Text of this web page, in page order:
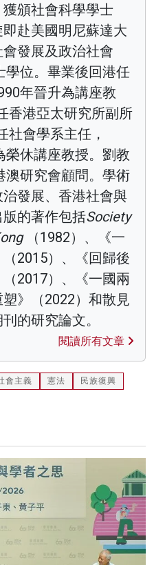
頒社會科學學士
即赴美國明尼蘇達大
發展及政治社會
學位。畢業後回港任
年晉升為講座教
香港亞太研究所副所
社會學系主任，
榮休講座教授。劉教
澳研究會顧問。學術
發展、香港社會與
的著作包括Society
（1982）、《一
2015）、《回歸後
2017）、《一國兩
》（2022）和散見
的研究論文。
閱讀所有文章
會主義 憲法 民族復興